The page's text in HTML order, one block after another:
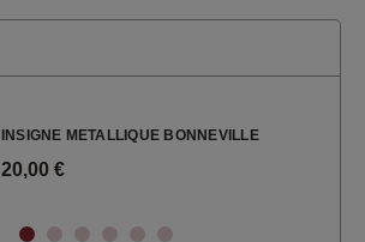
INSIGNE METALLIQUE BONNEVILLE
20,00 €